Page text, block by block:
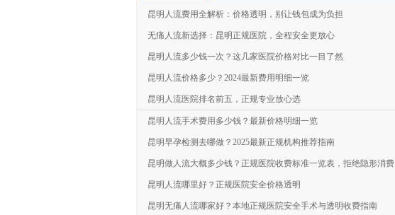
昆明人流费用全解析：价格透明，别让钱包成为负担
无痛人流新选择：昆明正规医院，全程安全更放心
昆明人流多少钱一次？这几家医院价格对比一目了然
昆明人流价格多少？2024最新费用明细一览
昆明人流医院排名前五，正规专业放心选
昆明人流手术费用多少钱？最新价格明细一览
昆明早孕检测去哪做？2025最新正规机构推荐指南
昆明做人流大概多少钱？正规医院收费标准一览表，拒绝隐形消费
昆明人流哪里好？正规医院安全价格透明
昆明无痛人流哪家好？本地正规医院安全手术与透明收费指南